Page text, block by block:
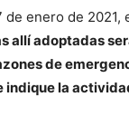
enero de 2021,
allí adoptadas
de
la